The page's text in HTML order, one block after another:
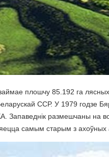
займае плошчу 85.192 га
ССР. У 1979 годзе
размешчаны на
самым старым з